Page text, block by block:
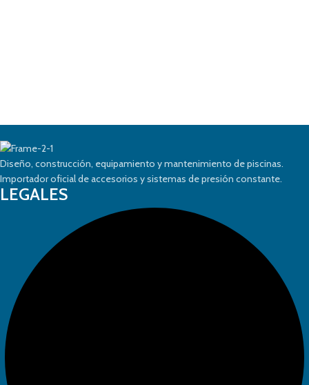
Diseño, construcción, equipamiento y mantenimiento de piscinas.
Importador oficial de accesorios y sistemas de presión constante.
LEGALES